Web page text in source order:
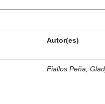
Autor(es)
Fiallos Peña,